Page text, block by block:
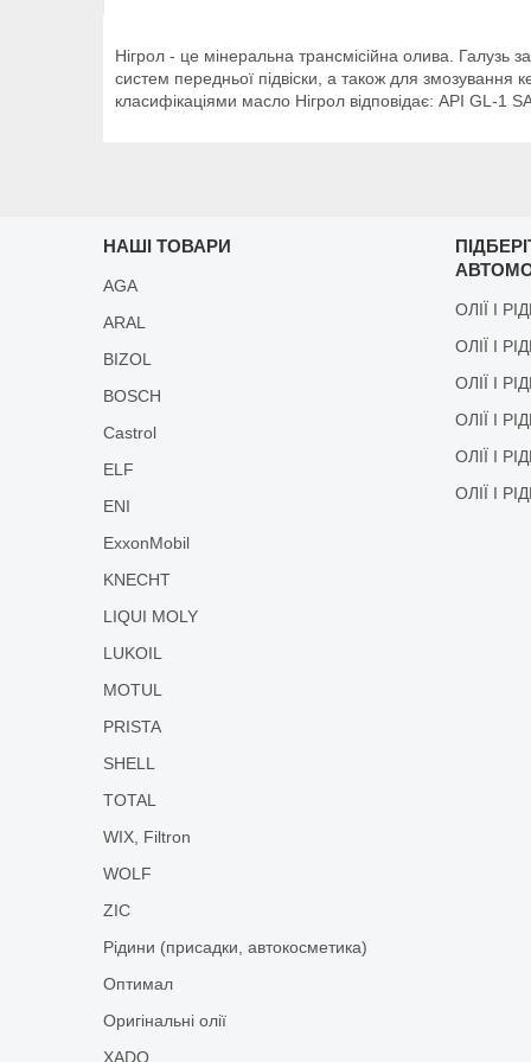
Нігрол - це мінеральна трансмісійна олива. Галузь
систем передньої підвіски, а також для змозування
класифікаціями масло Нігрол відповідає: API GL-
НАШІ ТОВАРИ
AGA
ARAL
BIZOL
BOSCH
Castrol
ELF
ENI
ExxonMobil
KNECHT
LIQUI MOLY
LUKOIL
MOTUL
PRISTA
SHELL
TOTAL
WIX, Filtron
WOLF
ZIC
Рідини (присадки, автокосметика)
Оптимал
Оригінальні олії
XADO
ОЛІЇ І
ОЛІЇ І
ОЛІЇ І
ОЛІЇ І
ОЛІЇ І
ОЛІЇ І